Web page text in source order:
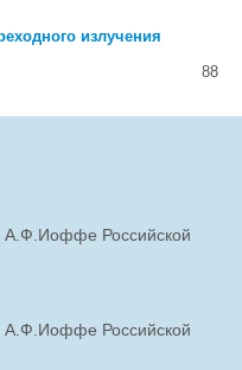
излучения
88
А.Ф.Иоффе Российской
А.Ф.Иоффе Российской